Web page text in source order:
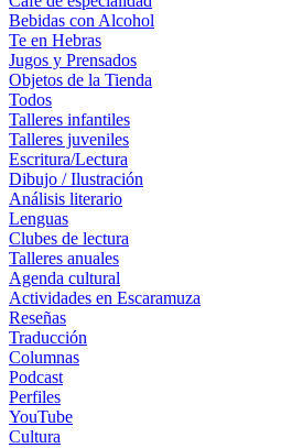
Bebidas con Alcohol
Te en Hebras
Jugos y Prensados
Objetos de la Tienda
Todos
Talleres infantiles
Talleres juveniles
Escritura/Lectura
Dibujo / Ilustración
Análisis literario
Lenguas
Clubes de lectura
Talleres anuales
Agenda cultural
Actividades en Escaramuza
Reseñas
Traducción
Columnas
Podcast
Perfiles
YouTube
Cultura